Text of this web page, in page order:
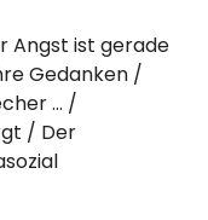
Angst ist gerade
Gedanken
…
Der